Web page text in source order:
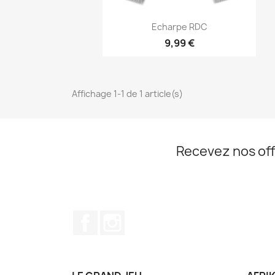
Aperçu rapide
Echarpe RDC
9,99 €
Affichage 1-1 de 1 article(s)
Recevez nos